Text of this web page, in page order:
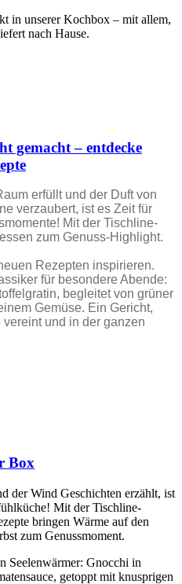
in unserer Kochbox – mit allem,
nach Hause.
gemacht – entdecke
erfüllt und der Duft von
verzaubert, ist es Zeit für
Mit der Tischline-
zum Genuss-Highlight.
Rezepten inspirieren.
für besondere Abende:
begleitet von grüner
Gemüse. Ein Gericht,
und in der ganzen
Box
der Wind Geschichten erzählt, ist
Mit der Tischline-
bringen Wärme auf den
zum Genussmoment.
Seelenwärmer: Gnocchi in
getoppt mit knusprigen